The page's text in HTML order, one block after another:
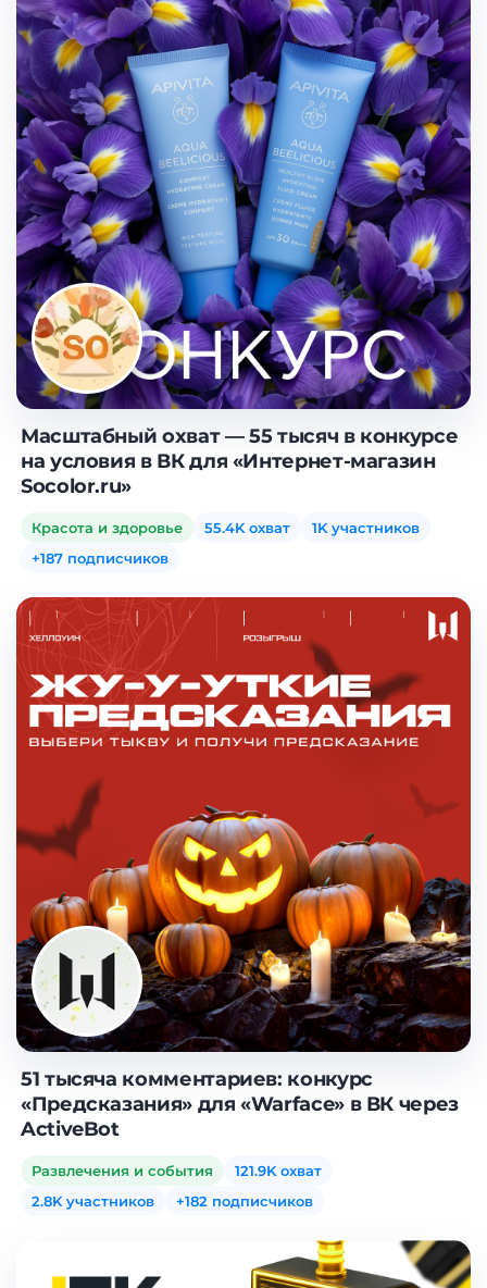
Масштабный охват — 55 тысяч в конкурсе
на условия в ВК для «Интернет-магазин
Socolor.ru»
Красота и здоровье 55.4K охват
1K участников
+187 подписчиков
51 тысяча комментариев: конкурс
«Предсказания» для «Warface» в ВК через
ActiveBot
Развлечения и события
121.9K охват
2.8K участников
+182 подписчиков